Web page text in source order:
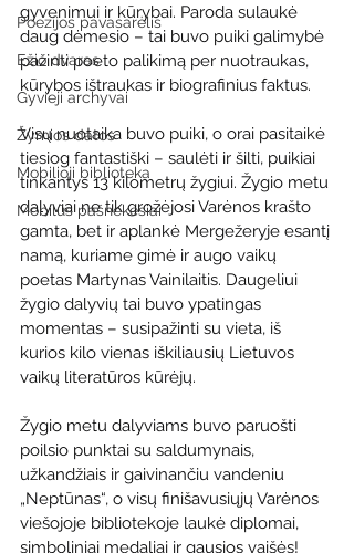
Poezijos pavasarėlis
Ežio dvaras
Gyvieji archyvai
Žymios datos
Mobilioji biblioteka
Mobilūs pašnekesiai
gyvenimui ir kūrybai. Paroda sulaukė
daug dėmesio – tai buvo puiki galimybė
pažinti poeto palikimą per nuotraukas,
kūrybos ištraukas ir biografinius faktus.
Visų nuotaika buvo puiki, o orai pasitaikė
tiesiog fantastiški – saulėti ir šilti, puikiai
tinkantys 13 kilometrų žygiui. Žygio metu
dalyviai ne tik grožėjosi Varėnos krašto
gamta, bet ir aplankė Mergežeryje esantį
namą, kuriame gimė ir augo vaikų
poetas Martynas Vainilaitis. Daugeliui
žygio dalyvių tai buvo ypatingas
momentas – susipažinti su vieta, iš
kurios kilo vienas iškiliausių Lietuvos
vaikų literatūros kūrėjų.
Žygio metu dalyviams buvo paruošti
poilsio punktai su saldumynais,
užkandžiais ir gaivinančiu vandeniu
„Neptūnas“, o visų finišavusiųjų Varėnos
viešojoje bibliotekoje laukė diplomai,
simboliniai medaliai ir gausios vaišės!